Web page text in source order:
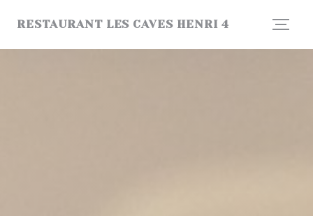
RESTAURANT LES CAVES HENRI 4